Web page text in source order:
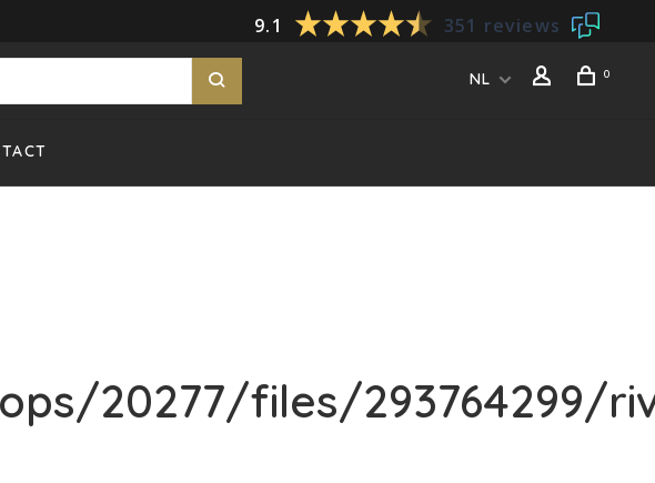
9.1 351 reviews
NL 0
20277/files/293764299/